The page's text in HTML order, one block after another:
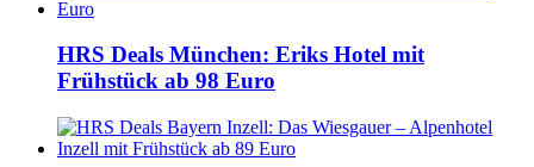
HRS Deals München: Eriks Hotel mit
Frühstück ab 98 Euro